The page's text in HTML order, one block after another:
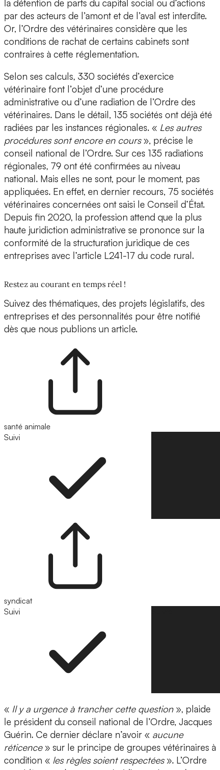
la détention de parts du capital social ou d’actions
par des acteurs de l’amont et de l’aval est interdite.
Or, l’Ordre des vétérinaires considère que les
conditions de rachat de certains cabinets sont
contraires à cette réglementation.
Selon ses calculs, 330 sociétés d’exercice
vétérinaire font l’objet d’une procédure
administrative ou d’une radiation de l’Ordre des
vétérinaires. Dans le détail, 135 sociétés ont déjà été
radiées par les instances régionales. « Les autres
procédures sont encore en cours», précise le
conseil national de l’Ordre. Sur ces 135 radiations
régionales, 79 ont été confirmées au niveau
national. Mais elles ne sont, pour le moment, pas
appliquées. En effet, en dernier recours, 75 sociétés
vétérinaires concernées ont saisi le Conseil d’État.
Depuis fin 2020, la profession attend que la plus
haute juridiction administrative se prononce sur la
conformité de la structuration juridique de ces
entreprises avec l’article L241-17 du code rural.
Restez au courant en temps réel !
Suivez des thématiques, des projets législatifs, des
entreprises et des personnalités pour être notifié
dès que nous publions un article.
santé animale
Suivi
syndicat
Suivi
« Il y a urgence à trancher cette question », plaide
le président du conseil national de l’Ordre, Jacques
Guérin. Ce dernier déclare n’avoir « aucune
réticence» sur le principe de groupes vétérinaires à
condition « les règles soient respectées». L’Ordre